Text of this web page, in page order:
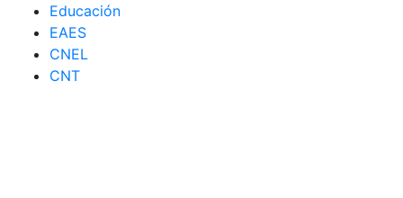
Educación
EAES
CNEL
CNT